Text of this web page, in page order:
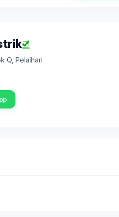
Q Pelaihari